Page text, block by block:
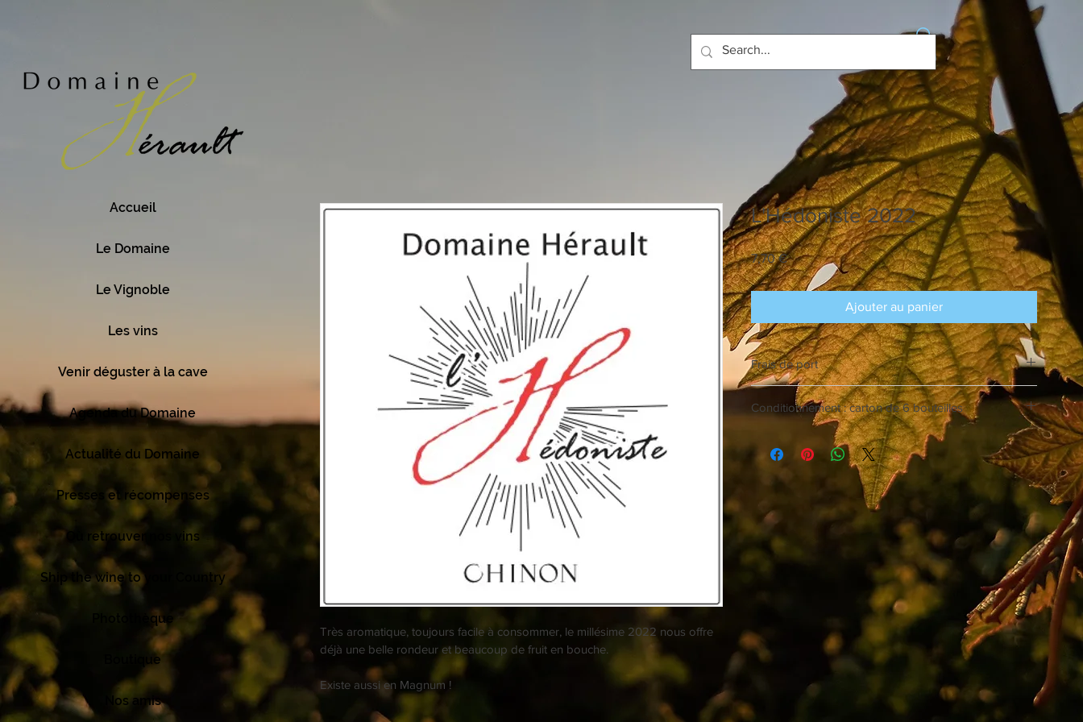
Très aromatique, toujours facile à consommer, le millésime 2022 nous offre
déjà une belle rondeur et beaucoup de fruit en bouche.
Existe aussi en Magnum !
L'Hédoniste 2022
7,70 €Prix
Ajouter au panier
Frais de port
* contactez-nous pour toute demande d'envoi.
Conditionnement : carton de 6 bouteilles
Vous pouvez tout à fait panacher vos commandes, en
veillant à ce que le total de celle-ci soit toujours un
multiple de 6.
Accueil
Le Domaine
Le Vignoble
Les vins
Venir déguster à la cave
Agenda du Domaine
Actualité du Domaine
Presses et récompenses
Où retrouver nos vins
Ship the wine to your Country
Photothèque
Boutique
Nos amis